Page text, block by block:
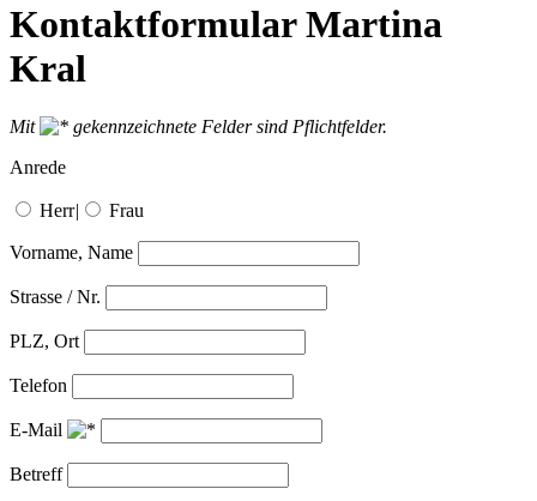
Kontaktformular Martina
Kral
Mit
gekennzeichnete Felder sind Pflichtfelder.
Anrede
Herr| Frau
Vorname, Name
Strasse / Nr.
PLZ, Ort
Telefon
E-Mail
Betreff